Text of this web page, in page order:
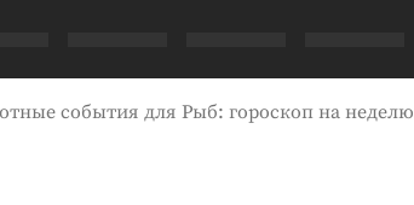
события для Рыб: гороскоп на неделю